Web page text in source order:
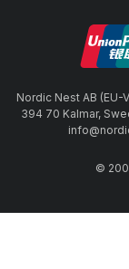
Nordic Nest AB (EU-
394 70 Kalmar,
©